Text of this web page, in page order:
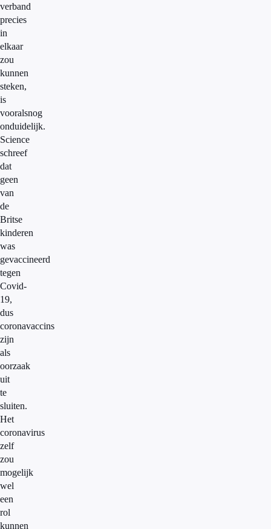
verband
precies
in
elkaar
zou
kunnen
steken,
is
vooralsnog
onduidelijk.
Science
schreef
dat
geen
van
de
Britse
kinderen
was
gevaccineerd
tegen
Covid-
19,
dus
coronavaccins
zijn
als
oorzaak
uit
te
sluiten.
Het
coronavirus
zelf
zou
mogelijk
wel
een
rol
kunnen